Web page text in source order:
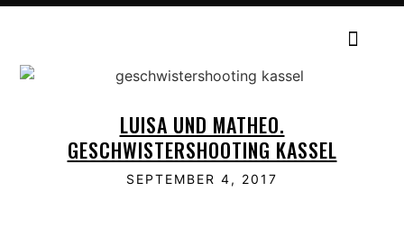
LUISA UND MATHEO.
GESCHWISTERSHOOTING KASSEL
SEPTEMBER 4, 2017